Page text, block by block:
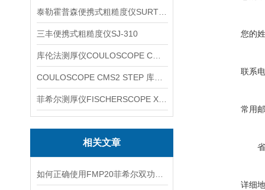
三丰便携式粗糙度仪SJ-310
相关文章
您的
联系
常用
详细